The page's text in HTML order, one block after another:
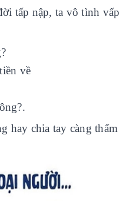
tấp nập, ta vô tình vấp
về
hay chia tay càng thấm